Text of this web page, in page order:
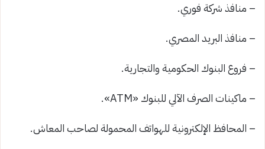
– منافذ شركة فوري.
– منافذ البريد المصري.
– فروع البنوك الحكومية والتجارية.
– ماكينات الصرف الآلي للبنوك «ATM».
– المحافظ الإلكترونية للهواتف المحمولة لصاحب المعاش.